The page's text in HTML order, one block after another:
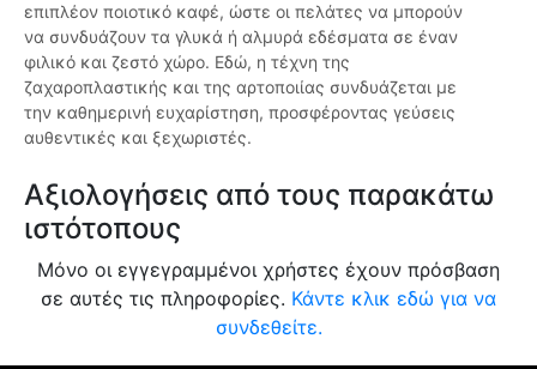
επιπλέον ποιοτικό καφέ, ώστε οι πελάτες να μπορούν
να συνδυάζουν τα γλυκά ή αλμυρά εδέσματα σε έναν
φιλικό και ζεστό χώρο. Εδώ, η τέχνη της
ζαχαροπλαστικής και της αρτοποιίας συνδυάζεται με
την καθημερινή ευχαρίστηση, προσφέροντας γεύσεις
αυθεντικές και ξεχωριστές.
Αξιολογήσεις από τους παρακάτω
ιστότοπους
Μόνο οι εγγεγραμμένοι χρήστες έχουν πρόσβαση
σε αυτές τις πληροφορίες. Κάντε κλικ εδώ για να
συνδεθείτε.